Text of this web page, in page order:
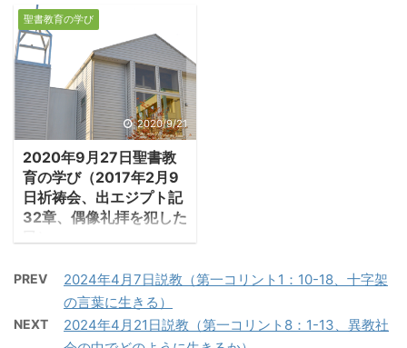
ん。私たち教師がほかの
人たちより厳しい裁きを
受けることになると、あ
なたがたは知っていま
す。私たちは皆、度々過
ちを犯すからです。言葉
で過ちを犯さないなら、
それは自分の全身を制御
できる完全な人です」 ...
1.イエスの姿が変わる
・イエスが自らの受難
と死を弟子たちに語られ
た六日後、イエスはペト
ロ、ヤコブ、ヨハネら三
人の弟子を連れて高い山
に登られた。そこで彼ら
の目の前で繰り広げられ
たのは、光り輝くイエス
の変貌とエリヤ、モ－セ
と語りあう姿だった。 －
後、イエスは、ただペト
ロ、ヤコブ、ヨハネだけ
を連れて、高い山に登ら
れた。イエスの姿が彼ら
オネシモが手紙の持参人
うとされている（4：
9）。コロサイの町は紀
聖書教育の学び
2020/9/21
2020年9月27日聖書教
育の学び（2017年2月9
日祈祷会、出エジプト記
32章、偶像礼拝を犯した
・モーセは律法を受ける
ためにシナイ山に登り、
40日40夜を過ごした。
PREV
2024年4月7日説教（第一コリント1：10-18、十字架
の言葉に生きる）
NEXT
2024年4月21日説教（第一コリント8：1-13、異教社